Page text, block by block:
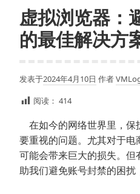
虚拟浏览器：
的最佳解决方
发表于2024年4月10日 作者
阅读： 414
在如今的网络世界里，保
要重视的问题。尤其对于
可能会带来巨大的损失。
助我们避免账号封禁的困扰